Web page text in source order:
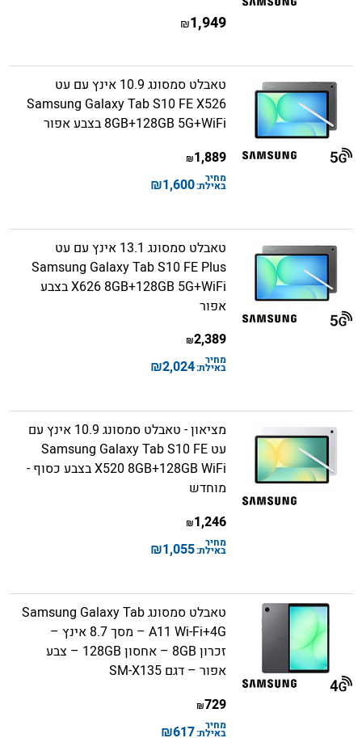
1,949
₪
טאבלט סמסונג 10.9 אינץ עם עט
Samsung Galaxy Tab S10 FE X526
8GB+128GB 5G+WiFi בצבע אפור
1,889
₪
מחיר
באילת:1,600
₪
טאבלט סמסונג 13.1 אינץ עם עט
Samsung Galaxy Tab S10 FE Plus
X626 8GB+128GB 5G+WiFi בצבע
אפור
2,389
₪
מחיר
באילת:2,024
₪
מציאון - טאבלט סמסונג 10.9 אינץ עם
עט Samsung Galaxy Tab S10 FE
X520 8GB+128GB WiFi בצבע כסוף -
מוחדש
1,246
₪
מחיר
באילת:1,055
₪
טאבלט סמסונג Samsung Galaxy Tab
A11 Wi-Fi+4G – מסך 8.7 אינץ –
זכרון 8GB – אחסון 128GB – צבע
אפור – דגם SM-X135
729
₪
מחיר
באילת:617
₪